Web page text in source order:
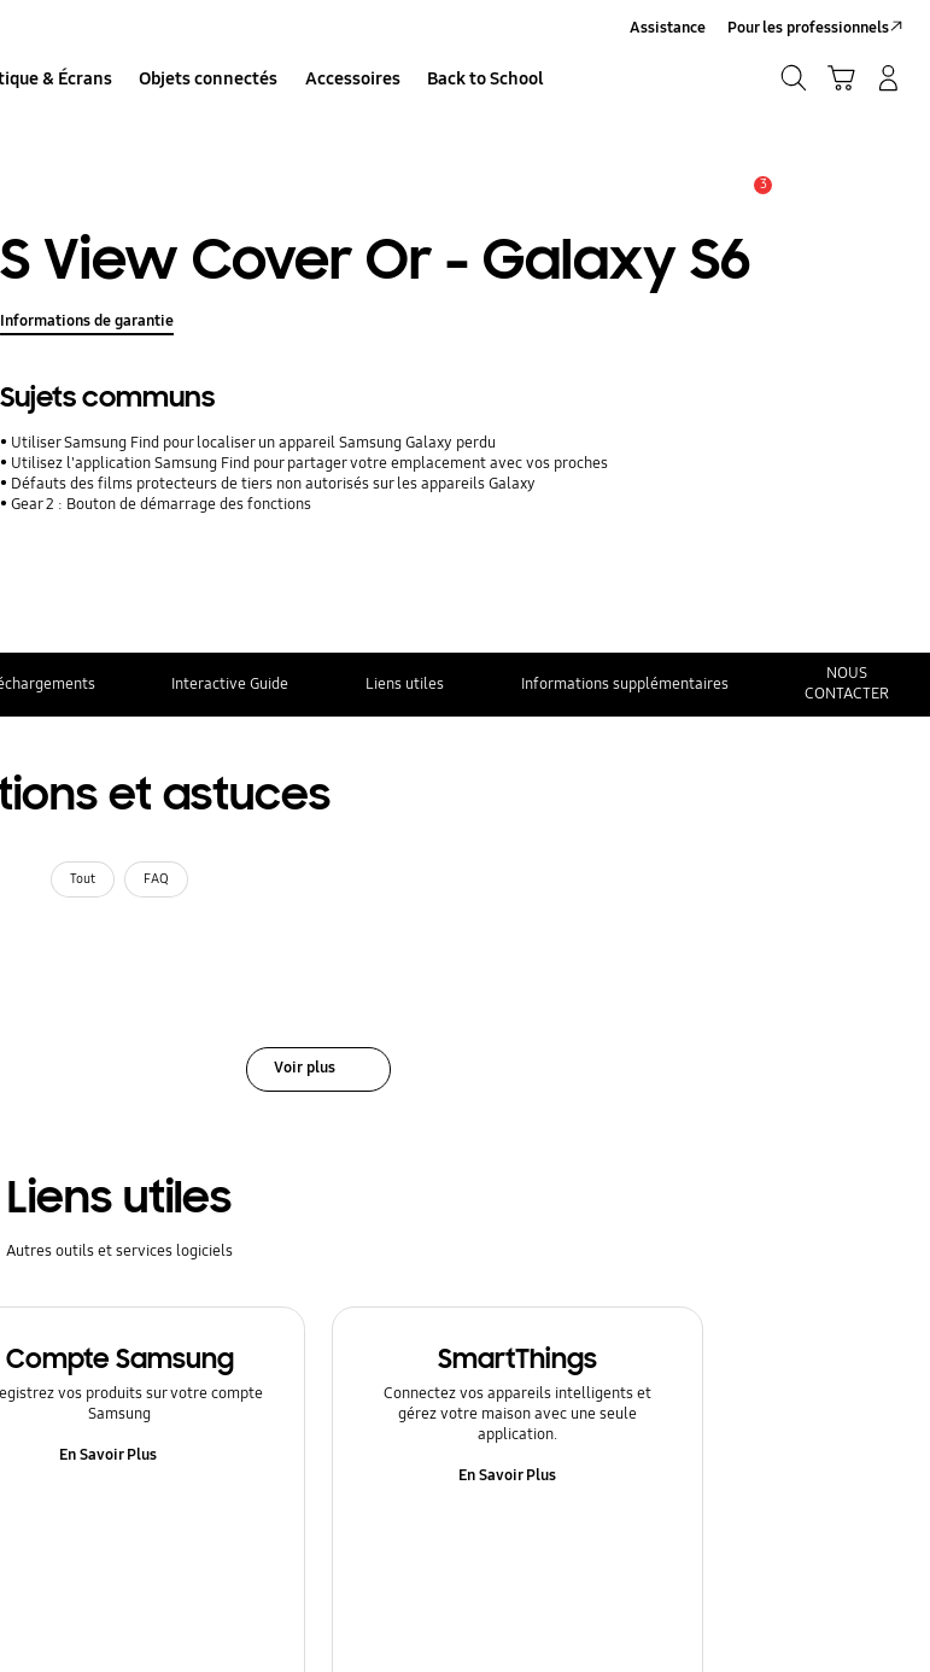
& Écrans Objets connectés Accessoires Back to School
Assistance Pour les professionnels
3
S View Cover Or - Galaxy S6
Informations de garantie
Sujets communs
Utiliser Samsung Find pour localiser un appareil Samsung Galaxy perdu
Utilisez l'application Samsung Find pour partager votre emplacement avec vos proches
Défauts des films protecteurs de tiers non autorisés sur les appareils Galaxy
Gear 2 : Bouton de démarrage des fonctions
Interactive Guide Liens utiles Informations supplémentaires
NOUS
CONTACTER
et astuces
Tout FAQ
Voir plus
Liens utiles
Autres outils et services logiciels
Compte Samsung
vos produits sur votre compte
Samsung
En Savoir Plus
SmartThings
Connectez vos appareils intelligents et
gérez votre maison avec une seule
application.
En Savoir Plus